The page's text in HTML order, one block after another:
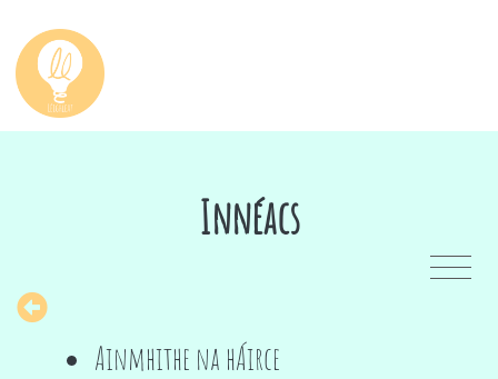
Innéacs
Ainmhithe na hÁirce